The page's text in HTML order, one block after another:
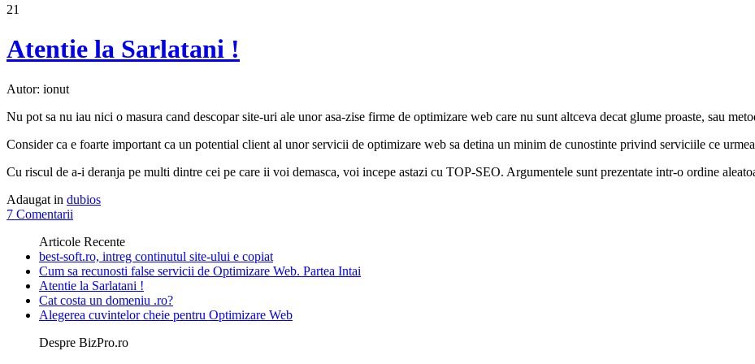
21
Atentie la Sarlatani !
Autor: ionut
Nu pot sa nu iau nici o masura cand descopar site-uri ale unor asa-zise firme de optimizare web care nu sunt altceva decat glume proaste, sau
Consider ca e foarte important ca un potential client al unor servicii de optimizare web sa detina un minim de cunostinte privind serviciile ce
Cu riscul de a-i deranja pe multi dintre cei pe care ii voi demasca, voi incepe astazi cu TOP-SEO. Argumentele sunt prezentate intr-o ordine
Adaugat in dubios
7 Comentarii
Articole Recente
best-soft.ro, intreg continutul site-ului e copiat
Cum sa recunosti false servicii de Optimizare Web. Partea Intai
Atentie la Sarlatani !
Cat costa un domeniu .ro?
Alegerea cuvintelor cheie pentru Optimizare Web
Despre BizPro.ro